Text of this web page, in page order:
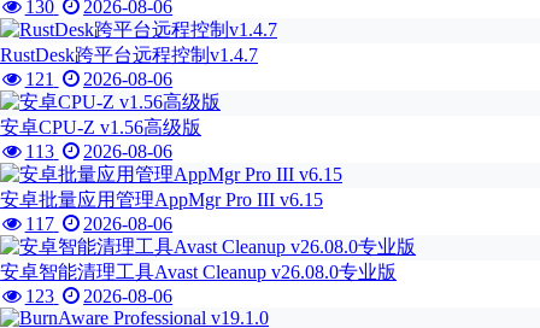
130
2026-08-06
RustDesk跨平台远程控制v1.4.7
121
2026-08-06
安卓CPU-Z v1.56高级版
113
2026-08-06
安卓批量应用管理AppMgr Pro III v6.15
117
2026-08-06
安卓智能清理工具Avast Cleanup v26.08.0专业版
123
2026-08-06